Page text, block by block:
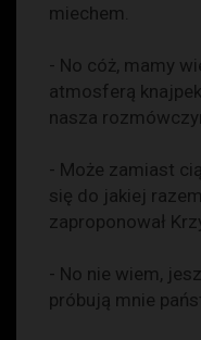
miechem.
- No cóż, mamy
atmosferą
nasza
- Może zamiast
się do jakiej
zaproponował
- No nie wiem,
próbują mnie